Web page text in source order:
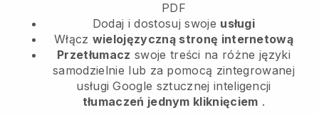
PDF
Dodaj i dostosuj swoje usługi
Włącz wielojęzyczną stronę internetową
Przetłumacz swoje treści na różne języki
samodzielnie lub za pomocą zintegrowanej
usługi Google sztucznej inteligencji
tłumaczeń jednym kliknięciem .